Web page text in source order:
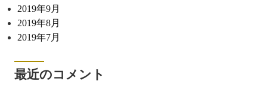
2019年9月
2019年8月
2019年7月
最近のコメント